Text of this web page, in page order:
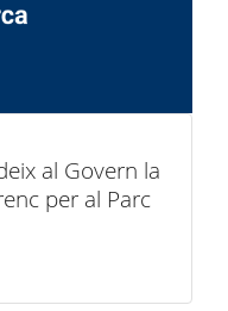
al Govern la
per al Parc